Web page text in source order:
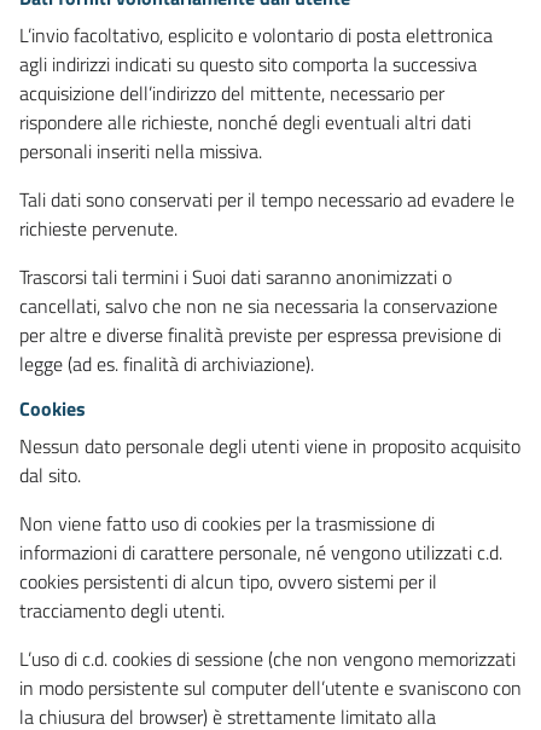
L’invio facoltativo, esplicito e volontario di posta elettronica
agli indirizzi indicati su questo sito comporta la successiva
acquisizione dell’indirizzo del mittente, necessario per
rispondere alle richieste, nonché degli eventuali altri dati
personali inseriti nella missiva.
Tali dati sono conservati per il tempo necessario ad evadere le
richieste pervenute.
Trascorsi tali termini i Suoi dati saranno anonimizzati o
cancellati, salvo che non ne sia necessaria la conservazione
per altre e diverse finalità previste per espressa previsione di
legge (ad es. finalità di archiviazione).
Cookies
Nessun dato personale degli utenti viene in proposito acquisito
dal sito.
Non viene fatto uso di cookies per la trasmissione di
informazioni di carattere personale, né vengono utilizzati c.d.
cookies persistenti di alcun tipo, ovvero sistemi per il
tracciamento degli utenti.
L’uso di c.d. cookies di sessione (che non vengono memorizzati
in modo persistente sul computer dell’utente e svaniscono con
la chiusura del browser) è strettamente limitato alla